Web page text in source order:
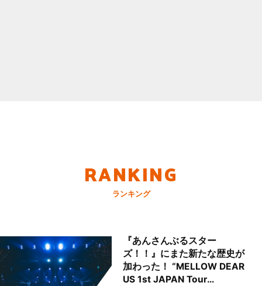
RANKING
ランキング
『あんさんぶるスター
ズ！！』にまた新たな歴史が
加わった！ “MELLOW DEAR
US 1st JAPAN Tour